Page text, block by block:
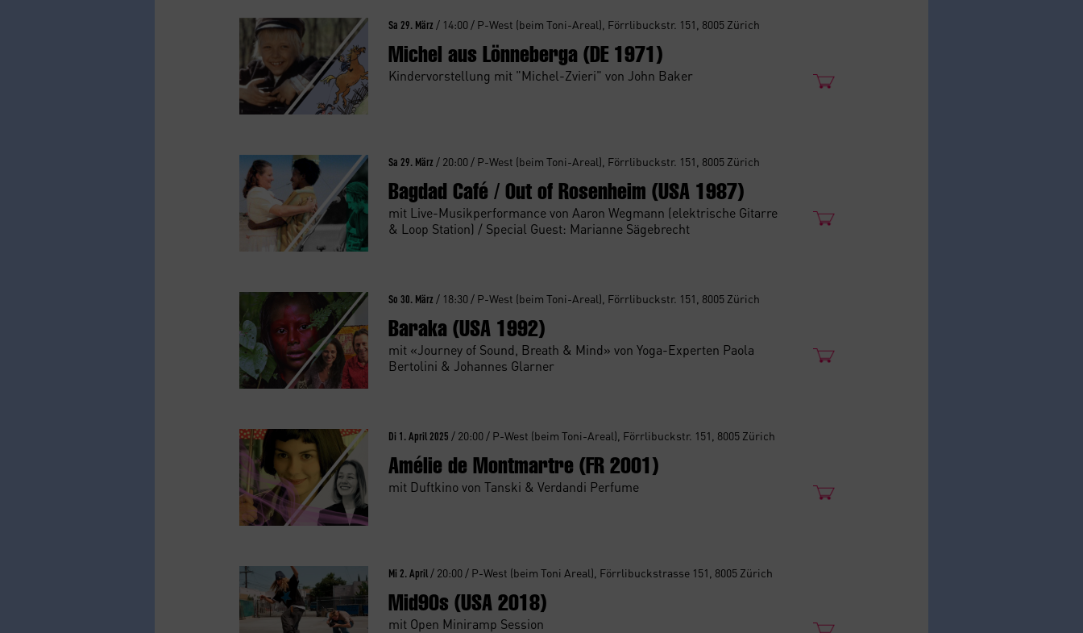
Sa 29. März / 14:00 / P-West (beim Toni-Areal), Förrlibuckstr. 151, 8005 Zürich
Michel aus Lönneberga (DE 1971)
Kindervorstellung mit "Michel-Zvieri" von John Baker
Sa 29. März / 20:00 / P-West (beim Toni-Areal), Förrlibuckstr. 151, 8005 Zürich
Bagdad Café / Out of Rosenheim (USA 1987)
mit Live-Musikperformance von Aaron Wegmann (elektrische Gitarre
& Loop Station) / Special Guest: Marianne Sägebrecht
So 30. März / 18:30 / P-West (beim Toni-Areal), Förrlibuckstr. 151, 8005 Zürich
Baraka (USA 1992)
mit «Journey of Sound, Breath & Mind» von Yoga-Experten Paola
Bertolini & Johannes Glarner
Di 1. April 2025 / 20:00 / P-West (beim Toni-Areal), Förrlibuckstr. 151, 8005 Zürich
Amélie de Montmartre (FR 2001)
mit Duftkino von Tanski & Verdandi Perfume
Mi 2. April / 20:00 / P-West (beim Toni Areal), Förrlibuckstrasse 151, 8005 Zürich
Mid90s (USA 2018)
mit Open Miniramp Session